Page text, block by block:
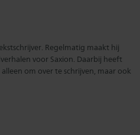
Regelmatig maakt hij
voor Saxion. Daarbij heeft
om over te schrijven, maar ook